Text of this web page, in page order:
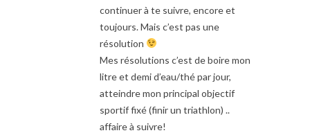
continuer à te suivre, encore et
toujours. Mais c’est pas une
résolution
Mes résolutions c’est de boire mon
litre et demi d’eau/thé par jour,
atteindre mon principal objectif
sportif fixé (finir un triathlon) ..
affaire à suivre!